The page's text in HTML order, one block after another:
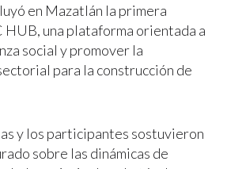
en Mazatlán la primera
HUB, una plataforma orientada a
social y promover la
para la construcción de
y los participantes sostuvieron
sobre las dinámicas de